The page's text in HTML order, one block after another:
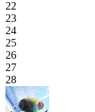
22
23
24
25
26
27
28